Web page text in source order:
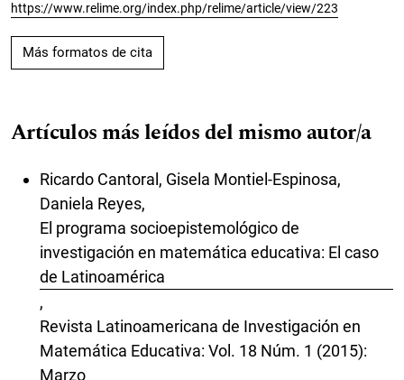
https://www.relime.org/index.php/relime/article/view/223
Más formatos de cita
Artículos más leídos del mismo autor/a
Ricardo Cantoral, Gisela Montiel-Espinosa,
Daniela Reyes,
El programa socioepistemológico de
investigación en matemática educativa: El caso
de Latinoamérica
,
Revista Latinoamericana de Investigación en
Matemática Educativa: Vol. 18 Núm. 1 (2015):
Marzo